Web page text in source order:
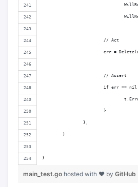
			// Act
err =
			// Assert
if err == nil
			}
		},
	)
}
main_test.go hosted with ❤ by GitHub